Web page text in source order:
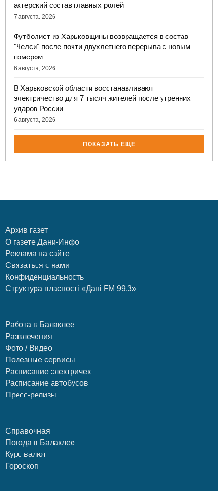
актерский состав главных ролей
7 августа, 2026
Футболист из Харьковщины возвращается в состав
"Челси" после почти двухлетнего перерыва с новым
номером
6 августа, 2026
В Харьковской области восстанавливают
электричество для 7 тысяч жителей после утренних
ударов России
6 августа, 2026
ПОКАЗАТЬ ЕЩЁ
Архив газет
О газете Дани-Инфо
Реклама на сайте
Связаться с нами
Конфиденциальность
Структура власності «Дані FM 99.3»
Работа в Балаклее
Развлечения
Фото / Видео
Полезные сервисы
Расписание электричек
Расписание автобусов
Пресс-релизы
Справочная
Погода в Балаклее
Курс валют
Гороскоп